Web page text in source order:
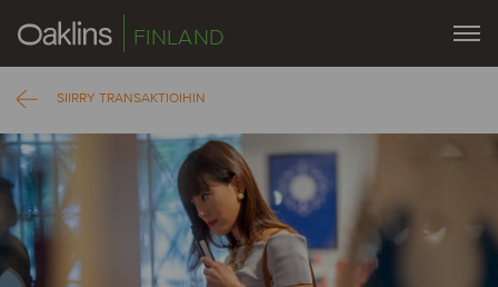
FINLAND
SIIRRY TRANSAKTIOIHIN